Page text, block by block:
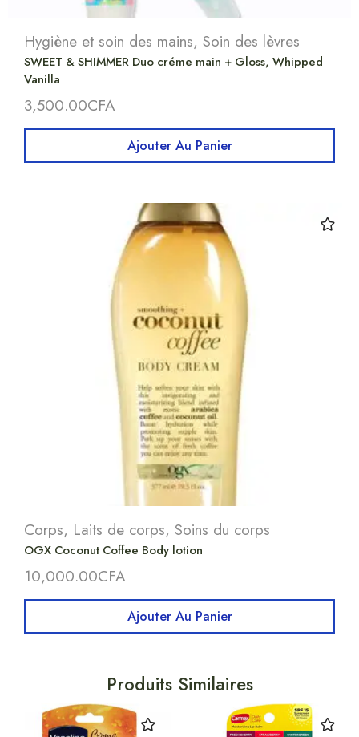
Hygiène et soin des mains, Soin des lèvres
SWEET & SHIMMER Duo créme main + Gloss, Whipped
Vanilla
3,500.00CFA
Ajouter Au Panier
Corps, Laits de corps, Soins du corps
OGX Coconut Coffee Body lotion
10,000.00CFA
Ajouter Au Panier
Produits Similaires